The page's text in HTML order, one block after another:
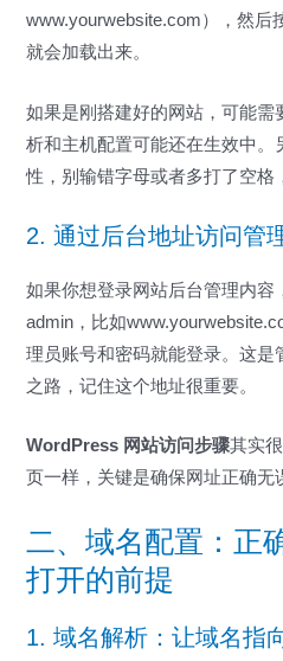
www.yourwebsite.com），然后
就会加载出来。
如果是刚搭建好的网站，可能需
析和主机配置可能还在生效中。
性，别输错字母或者多打了空格
2. 通过后台地址访问管
如果你想登录网站后台管理内容
admin，比如
理员账号和密码就能登录。这是
之路，记住这个地址很重要。
WordPress 网站访问步骤其实
页一样，关键是确保网址正确无
二、域名配置：正
打开的前提
1. 域名解析：让域名指